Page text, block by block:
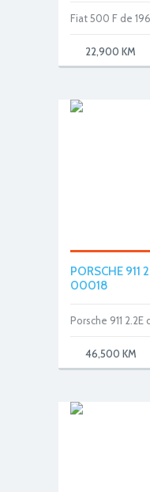
Fiat 500 F de
22,900 KM
PORSCHE 911
00018
Porsche 911 2.2E
46,500 KM